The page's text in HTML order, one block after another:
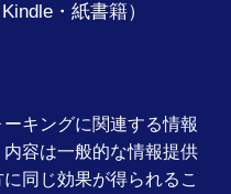
・紙書籍）
キングに関連する情報
容は一般的な情報提供
同じ効果が得られるこ